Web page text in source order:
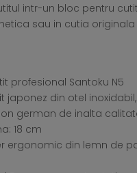
intr-un bloc pentru
sau in cutia originala
profesional Santoku N5
japonez din otel
german de inalta
18 cm
ergonomic din lemn de